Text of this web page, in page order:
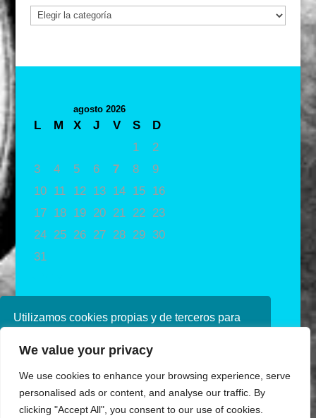
Utilizamos cookies propias y de terceros para
navegando, consideramos que acepta su uso.
política de cookies consulte nuestra
Política de
privacidad
We value your privacy
We use cookies to enhance your browsing experience, serve
personalised ads or content, and analyse our traffic. By
clicking "Accept All", you consent to our use of cookies.
Categorías
agosto 2026
L M X J V S
D
1
2
3
4 5 6 7 8
9
10
11 12 13 14 15
16
17
18 19 20 21 22
23
24
25 26 27 28 29 30
31